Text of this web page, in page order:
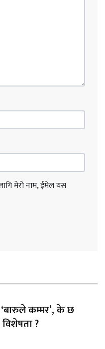
मेरो नाम, ईमेल यस
कम्मर’, के छ
?